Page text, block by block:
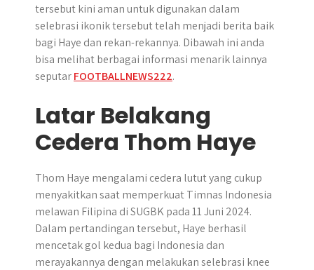
tersebut kini aman untuk digunakan dalam
selebrasi ikonik tersebut telah menjadi berita baik
bagi Haye dan rekan-rekannya. Dibawah ini anda
bisa melihat berbagai informasi menarik lainnya
seputarFOOTBALLNEWS222.
Latar Belakang
Cedera Thom Haye
Thom Haye mengalami cedera lutut yang cukup
menyakitkan saat memperkuat Timnas Indonesia
melawan Filipina di SUGBK pada 11 Juni 2024.
Dalam pertandingan tersebut, Haye berhasil
mencetak gol kedua bagi Indonesia dan
merayakannya dengan melakukan selebrasi knee